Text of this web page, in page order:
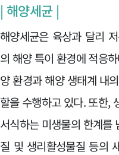
| 해양세균 |
해양세균은 육상과 달리
의 해양 특이 환경에 적응
양 환경과 해양 생태계 내
할을 수행하고 있다. 또한,
서식하는 미생물의 한계를
질 및 생리활성물질 등의